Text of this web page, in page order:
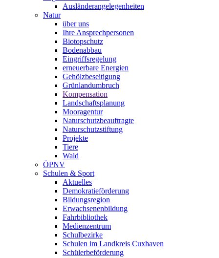
Ausländerangelegenheiten
Natur
über uns
Ihre Ansprechpersonen
Biotopschutz
Bodenabbau
Eingriffsregelung
erneuerbare Energien
Gehölzbeseitigung
Grünlandumbruch
Kompensation
Landschaftsplanung
Mooragentur
Naturschutzbeauftragte
Naturschutzstiftung
Projekte
Tiere
Wald
ÖPNV
Schulen & Sport
Aktuelles
Demokratieförderung
Bildungsregion
Erwachsenenbildung
Fahrbibliothek
Medienzentrum
Schulbezirke
Schulen im Landkreis Cuxhaven
Schülerbeförderung